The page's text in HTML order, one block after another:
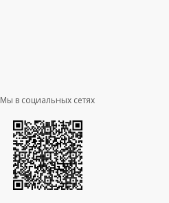
Мы в социальных сетях